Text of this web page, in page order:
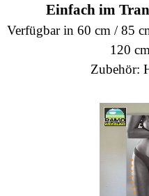
Einfach im
Verfügbar in 60 cm / 85
120
Zubehör: